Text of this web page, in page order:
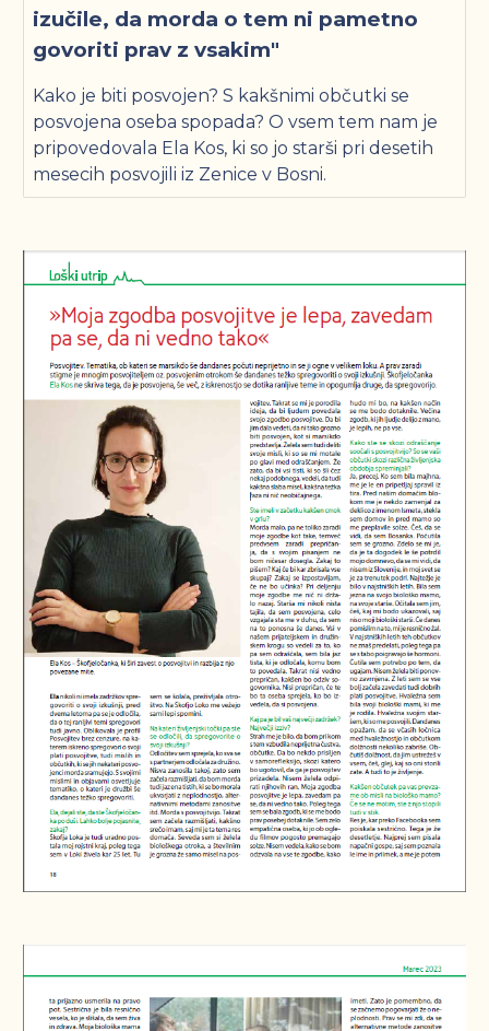
izučile, da morda o tem ni pametno
govoriti prav z vsakim"
Kako je biti posvojen? S kakšnimi občutki se
posvojena oseba spopada? O vsem tem nam je
pripovedovala Ela Kos, ki so jo starši pri desetih
mesecih posvojili iz Zenice v Bosni.